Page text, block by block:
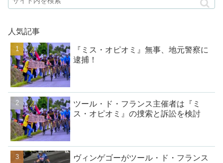
人気記事
『ミス・オピオミ』無事、地元警察に
逮捕！
ツール・ド・フランス主催者は『ミ
ス・オピオミ』の捜索と訴訟を検討
ヴィンゲゴーがツール・ド・フランス